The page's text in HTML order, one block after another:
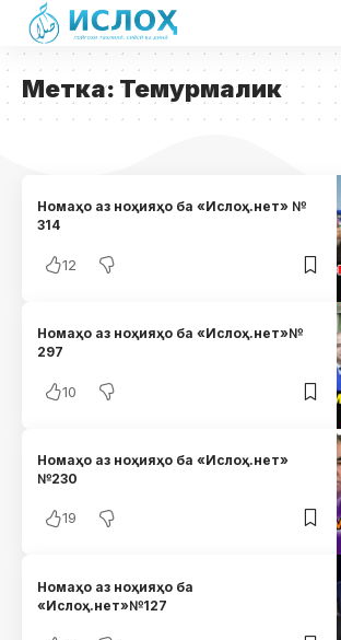
Метка: Темурмалик
Номаҳо аз ноҳияҳо ба «Ислоҳ.нет» №
314
12
Номаҳо аз ноҳияҳо ба «Ислоҳ.нет»№
297
10
Номаҳо аз ноҳияҳо ба «Ислоҳ.нет»
№230
19
Номаҳо аз ноҳияҳо ба
«Ислоҳ.нет»№127